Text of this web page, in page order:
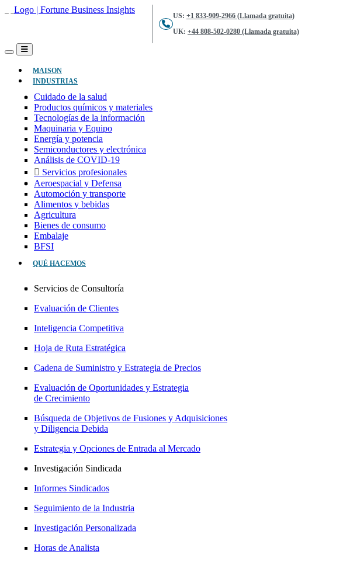
US: +1 833-909-2966 (Llamada gratuita)
UK: +44 808-502-0280 (Llamada gratuita)
MAISON(ACTUAL)
INDUSTRIAS
Cuidado de la salud
Productos químicos y materiales
Tecnologías de la información
Maquinaria y Equipo
Energía y potencia
Semiconductores y electrónica
Análisis de COVID-19
Servicios profesionales
Aeroespacial y Defensa
Automoción y transporte
Alimentos y bebidas
Agricultura
Bienes de consumo
Embalaje
BFSI
QUÉ HACEMOS
Servicios de Consultoría
Evaluación de Clientes
Inteligencia Competitiva
Hoja de Ruta Estratégica
Cadena de Suministro y Estrategia de Precios
Evaluación de Oportunidades y Estrategia
de Crecimiento
Búsqueda de Objetivos de Fusiones y Adquisiciones
y Diligencia Debida
Estrategia y Opciones de Entrada al Mercado
Investigación Sindicada
Informes Sindicados
Seguimiento de la Industria
Investigación Personalizada
Horas de Analista